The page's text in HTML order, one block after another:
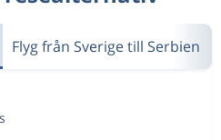
Flyg från Sverige till Serbien